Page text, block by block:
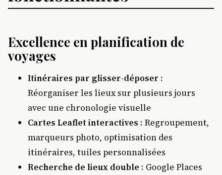
Excellence en planification de
voyages
Itinéraires par glisser-déposer :
Réorganiser les lieux sur plusieurs jours
avec une chronologie visuelle
Cartes Leaflet interactives : Regroupement,
marqueurs photo, optimisation des
itinéraires, tuiles personnalisées
Recherche de lieux double : Google Places